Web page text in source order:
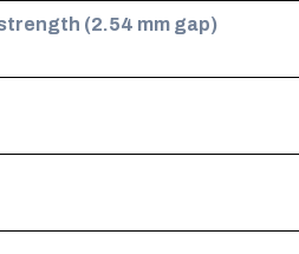
(2.54 mm gap)